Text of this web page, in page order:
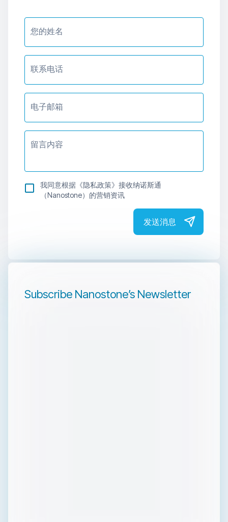
您的姓名
联系电话
电子邮箱
留言内容
我同意根据《隐私政策》接收纳诺斯通
（Nanostone）的营销资讯
发送消息
Subscribe Nanostone’s Newsletter